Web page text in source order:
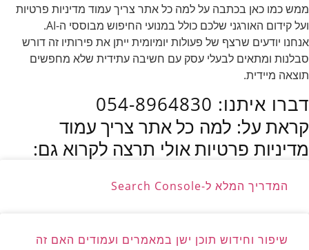
ממש כמו כאן בכתבה על למה כל אתר צריך עמוד מדיניות פרטיות
ועל קידום האורגני שלכם כולל במנועי החיפוש מבוססי ה-AI.
אנחנו יודעים שרצף של פעולות יומיומית ייתן את פירותיו זה דורש
סבלנות ומתאים לבעלי עסק עם חשיבה עתידית שלא מחפשים
תוצאה מיידית.
דברו איתנו: 054-8964830
קראת על: למה כל אתר צריך עמוד
מדיניות פרטיות אולי תרצה לקרוא גם:
המדריך המלא ל-Search Console
שיפור וחידוש תוכן ישן במאמרים ועמודים האם זה